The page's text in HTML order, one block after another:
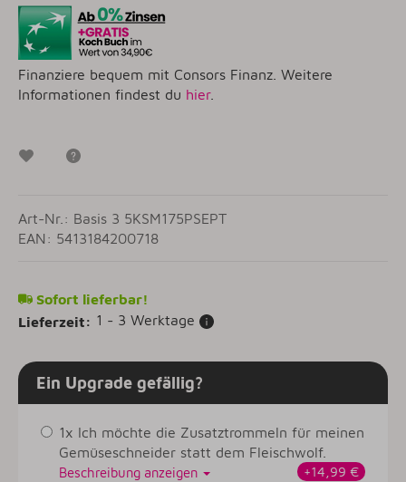
Finanziere bequem mit Consors Finanz. Weitere
Informationen findest du hier.
Art-Nr.: Basis 3 5KSM175PSEPT
EAN: 5413184200718
Sofort lieferbar!
Lieferzeit: 1 - 3 Werktage
Wunschzettel
Ein Upgrade gefällig?
1x Ich möchte die Zusatztrommeln für meinen
Gemüseschneider statt dem Fleischwolf.
+14,99 €
Beschreibung anzeigen